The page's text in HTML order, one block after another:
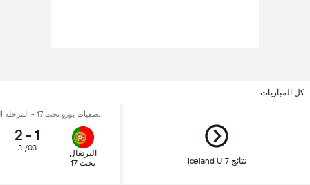
كل المباريات
نتائج Iceland U17
تصفيات يورو تحت 17 - المرحلة الثانية - الجولة 3
البرتغال
تحت 17
1
-
2
31/03